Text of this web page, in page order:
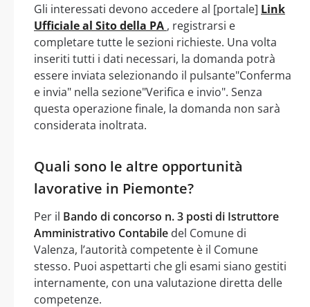
Gli interessati devono accedere al [portale] Link
Ufficiale al Sito della PA , registrarsi e
completare tutte le sezioni richieste. Una volta
inseriti tutti i dati necessari, la domanda potrà
essere inviata selezionando il pulsante"Conferma
e invia" nella sezione"Verifica e invio". Senza
questa operazione finale, la domanda non sarà
considerata inoltrata.
Quali sono le altre opportunità
lavorative in Piemonte?
Per il Bando di concorso n. 3 posti di Istruttore
Amministrativo Contabile del Comune di
Valenza, l’autorità competente è il Comune
stesso. Puoi aspettarti che gli esami siano gestiti
internamente, con una valutazione diretta delle
competenze.